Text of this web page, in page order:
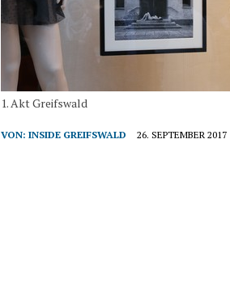
1. Akt Greifswald
VON:INSIDE GREIFSWALD 26. SEPTEMBER 2017